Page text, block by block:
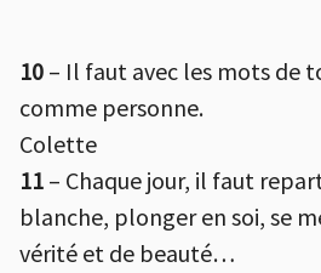
10 – Il faut avec les mots de
comme personne.
Colette
11 – Chaque jour, il faut
blanche, plonger en soi, se
vérité et de beauté…